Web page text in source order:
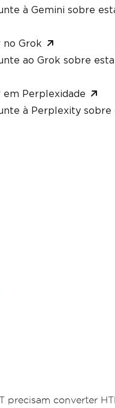
à Gemini sobre
Grok
ao Grok sobre
Perplexidade
à Perplexity sobre
precisam converter